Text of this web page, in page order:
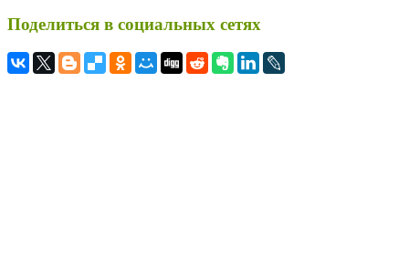
Поделиться в социальных сетях